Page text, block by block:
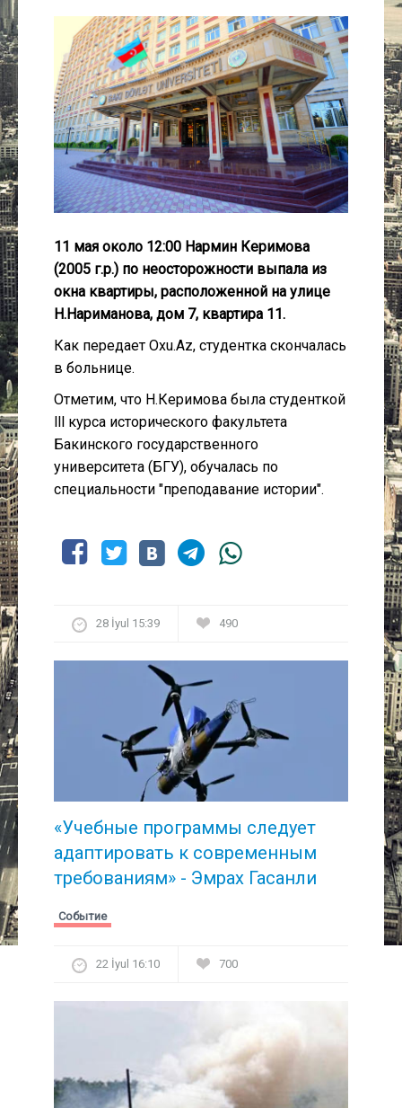
Культура
Интервью
Виды спорта
Проект
Литература
Актуально
Контакты
11 мая около 12:00 Нармин Керимова
(2005 г.р.) по неосторожности выпала из
окна квартиры, расположенной на улице
Н.Нариманова, дом 7, квартира 11.
Как передает Oxu.Az, студентка скончалась
в больнице.
Отметим, что Н.Керимова была студенткой
lll курса исторического факультета
Бакинского государственного
университета (БГУ), обучалась по
специальности "преподавание истории".
28 İyul 15:39 490
«Учебные программы следует
адаптировать к современным
требованиям» - Эмрах Гасанли
Событие
22 İyul 16:10 700